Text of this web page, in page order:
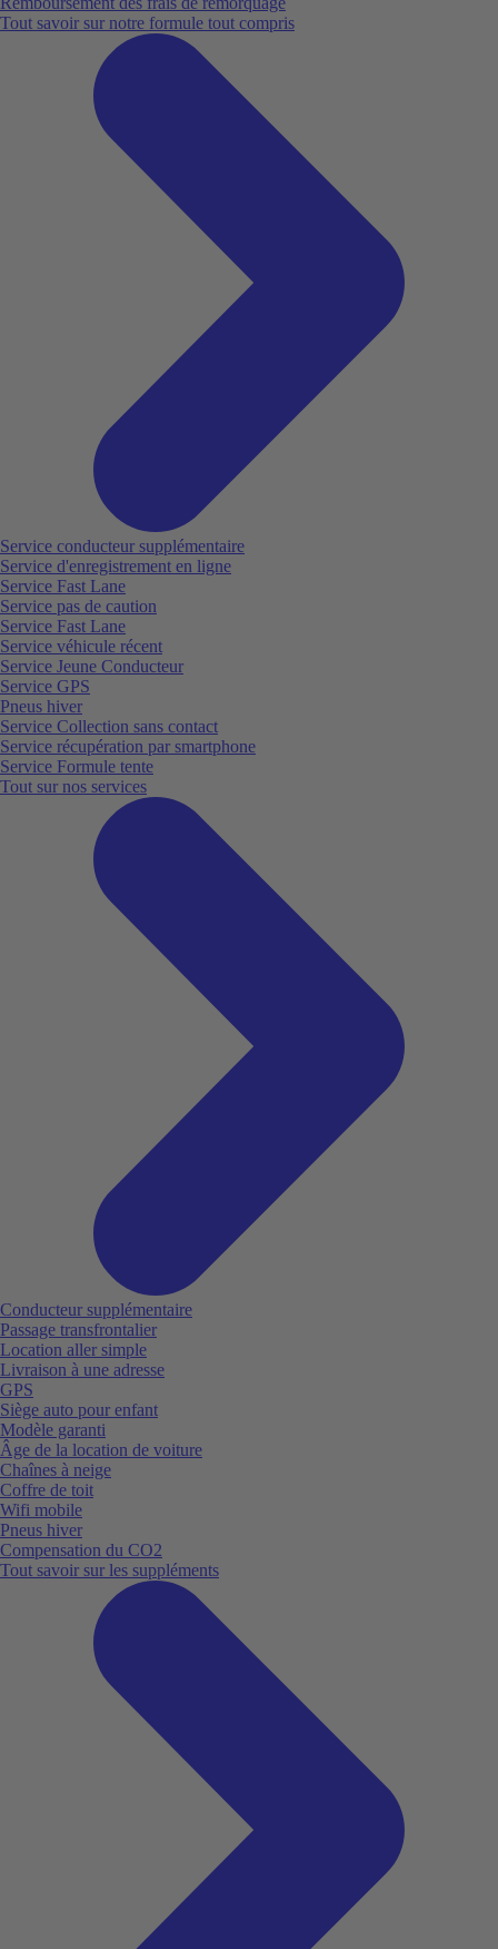
Tout savoir sur notre formule tout compris
Service conducteur supplémentaire
Service d'enregistrement en ligne
Service Fast Lane
Service pas de caution
Service Fast Lane
Service véhicule récent
Service Jeune Conducteur
Service GPS
Pneus hiver
Service Collection sans contact
Service récupération par smartphone
Service Formule tente
Tout sur nos services
Conducteur supplémentaire
Passage transfrontalier
Location aller simple
Livraison à une adresse
GPS
Siège auto pour enfant
Modèle garanti
Âge de la location de voiture
Chaînes à neige
Coffre de toit
Wifi mobile
Pneus hiver
Compensation du CO2
Tout savoir sur les suppléments